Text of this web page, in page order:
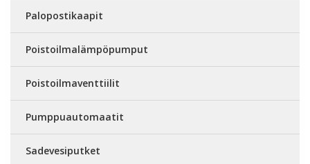
Palopostikaapit
Poistoilmalämpöpumput
Poistoilmaventtiilit
Pumppuautomaatit
Sadevesiputket